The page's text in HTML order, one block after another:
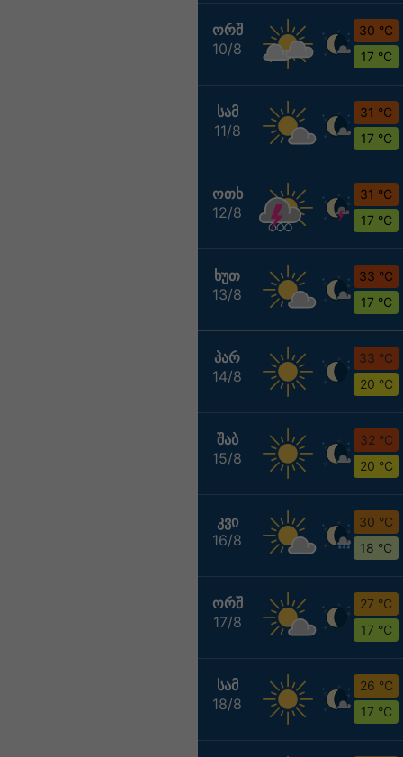
ᲝᲠᲨ
10/8
30 °C
17 °C
ᲡᲐᲛ
11/8
31 °C
17 °C
ᲝᲗᲮ
12/8
31 °C
17 °C
ᲮᲣᲗ
13/8
33 °C
17 °C
ᲞᲐᲠ
14/8
33 °C
20 °C
ᲨᲐᲑ
15/8
32 °C
20 °C
ᲙᲕᲘ
16/8
30 °C
18 °C
ᲝᲠᲨ
17/8
27 °C
17 °C
ᲡᲐᲛ
18/8
26 °C
17 °C